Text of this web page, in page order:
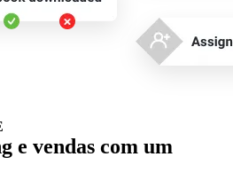
e vendas com um